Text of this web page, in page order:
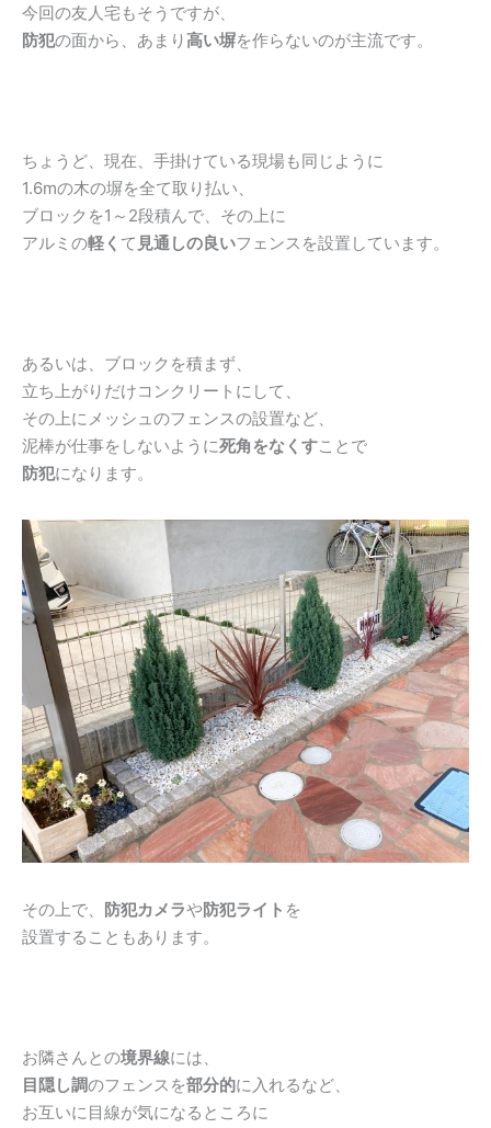
今回の友人宅もそうですが、
防犯の面から、あまり 高い塀を作らないのが主流です。
ちょうど、現在、手掛けている現場も同じように
1.6mの木の塀を全て取り払い、
ブロックを1～2段積んで、その上に
アルミの軽く て 見通しの良いフェンスを設置しています。
あるいは、ブロックを積まず、
立ち上がりだけコンクリートにして、
その上にメッシュのフェンスの設置など、
泥棒が仕事をしないように死角をなくすことで
防犯になります。
その上で、 防犯カメラや防犯ライト を
設置することもあります。
お隣さんとの境界線には、
目隠し調のフェンスを部分的に入れるなど、
お互いに目線が気になるところに